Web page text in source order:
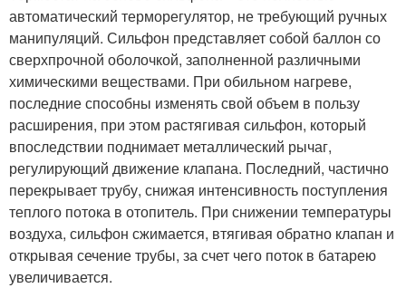
Радиаторные
терморегуляторы
автоматический терморегулятор, не требующий ручных
манипуляций. Сильфон представляет собой баллон со
сверхпрочной оболочкой, заполненной различными
химическими веществами. При обильном нагреве,
последние способны изменять свой объем в пользу
расширения, при этом растягивая сильфон, который
впоследствии поднимает металлический рычаг,
регулирующий движение клапана. Последний, частично
перекрывает трубу, снижая интенсивность поступления
теплого потока в отопитель. При снижении температуры
воздуха, сильфон сжимается, втягивая обратно клапан и
открывая сечение трубы, за счет чего поток в батарею
увеличивается.